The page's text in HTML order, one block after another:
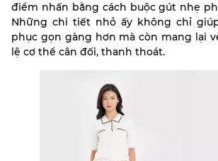
điểm nhấn bằng cách buộc gút nhẹ
Những chi tiết nhỏ ấy không chỉ
phục gọn gàng hơn mà còn mang lại
lệ cơ thể cân đối, thanh thoát.